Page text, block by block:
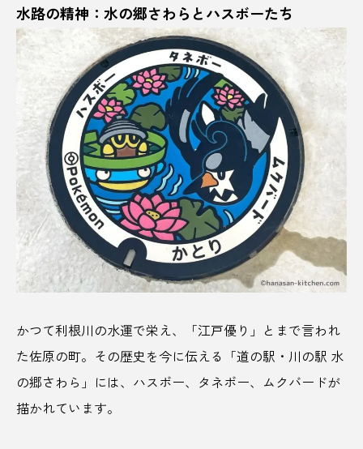
生きくらげ 田無神社 田舎暮らし
甲賀市 発酵 白川郷 白浜
白鶴 益子 盛岡 盛岡市 直島
真岡市 真澄 真鯛 着付け
着物 石川県 石工職人 砂浜
社会課題 祇園祭 神の羊 神奈川
神奈川県 神崎町 神戸 神社
福井県 福岡 福島 福島県
福田淳 禰󠄀豆子 秋田健 移住
穴場 空き家
水路の精神：水の郷さわらとハスボーたち
かつて利根川の水運で栄え、「江戸優り」とまで言われ
た佐原の町。その歴史を今に伝える「道の駅・川の駅 水
の郷さわら」には、ハスボー、タネボー、ムクバードが
描かれています。